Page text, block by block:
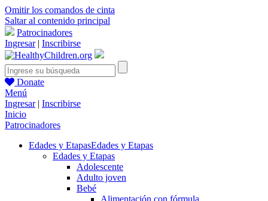
Omitir los comandos de cinta
Saltar al contenido principal
Patrocinadores
Ingresar| Inscribirse
Donate
Menú
Ingresar| Inscribirse
Inicio
Patrocinadores
Edades y EtapasEdades y Etapas
Edades y Etapas
Adolescente
Adulto joven
Bebé
Alimentación con fórmula